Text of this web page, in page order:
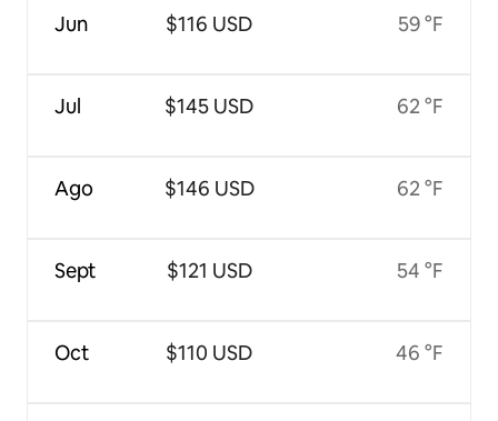
Jun
Jul
Ago
Sept
Oct
$116 USD
$145 USD
$146 USD
$121 USD
$110 USD
59 °F
62 °F
62 °F
54 °F
46 °F